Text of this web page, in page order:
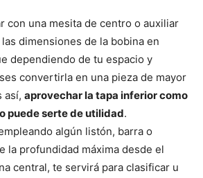
con una mesita de centro o auxiliar
dimensiones de la bobina en
dependiendo de tu espacio y
convertirla en una pieza de mayor
así, aprovechar la tapa inferior como
puede serte de utilidad.
algún listón, barra o
la profundidad máxima desde el
central, te servirá para clasificar u